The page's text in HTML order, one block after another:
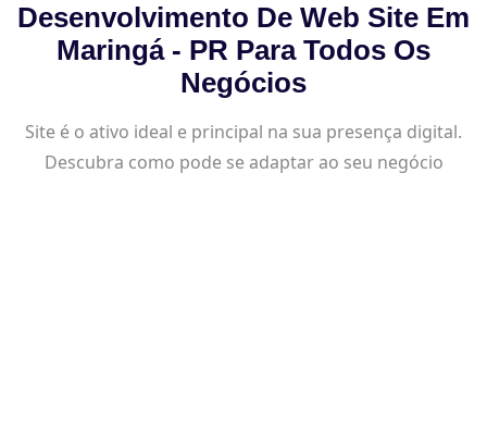
Desenvolvimento De Web Site Em
Maringá - PR Para Todos Os
Negócios
Site é o ativo ideal e principal na sua presença digital.
Descubra como pode se adaptar ao seu negócio